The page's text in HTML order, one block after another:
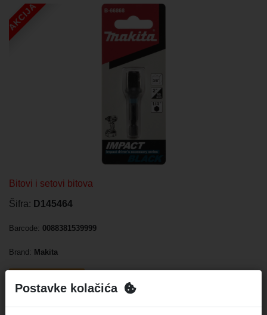
AKCIJA
Bitovi i setovi bitova
Šifra: D145464
Barcode: 0088381539999
Brand: Makita
Postavke kolačića